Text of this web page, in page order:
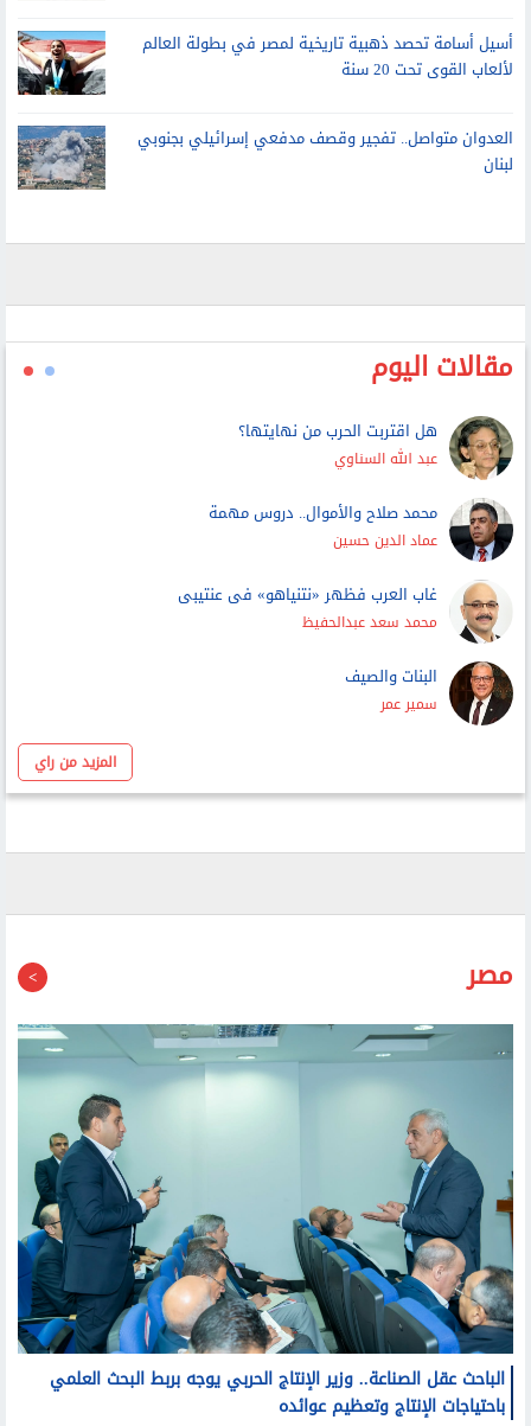
من هاجي إلى صلاح.. صفقات عالمية غيرت وجه الكرة التركية
أسيل أسامة تحصد ذهبية تاريخية لمصر في بطولة العالم
لألعاب القوى تحت 20 سنة
لبنان
مقالات اليوم
هل اقتربت الحرب من نهايتها؟
عبد الله السناوي
محمد صلاح والأموال.. دروس مهمة
عماد الدين حسين
غاب العرب فظهر «نتنياهو» فى عنتيبى
محمد سعد عبدالحفيظ
سمير عمر
المزيد من راي
مصر